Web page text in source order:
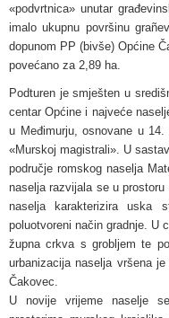
«podvrtnica» unutar
imalo ukupnu površinu
dopunom PP (bivše) Općine
povećano za 2,89 ha.
Podturen je smješten u
centar Općine i najveće
u Međimurju, osnovane u
«Murskoj magistrali». U
područje romskog naselja
naselja razvijala se u
naselja karakterizira
poluotvoreni način gradnje. U
župna crkva s grobljem te
urbanizacija naselja vršena
Čakovec.
U novije vrijeme naselje